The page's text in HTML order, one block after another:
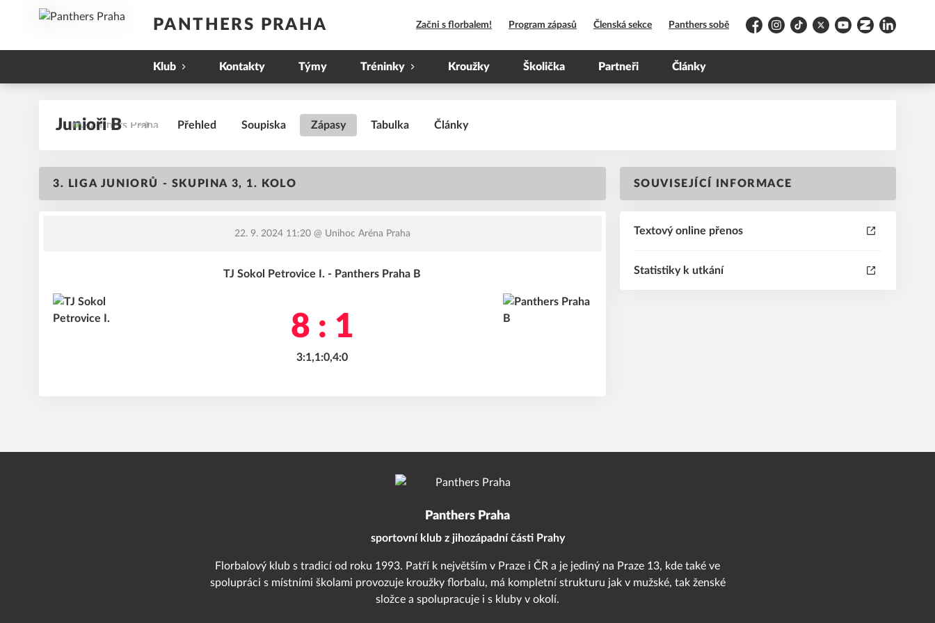
PANTHERS PRAHA Začni s florbalem! Program zápasů Členská sekce Panthers sobě
FacebookInstagram
TikTokPlatform X
YouTubeZoneramaLinkedIn
Klub Kontakty Týmy Tréninky Kroužky Školička Partneři Články
Junioři B Přehled Soupiska Zápasy Tabulka Články
3. LIGA JUNIORŮ - SKUPINA 3, 1. KOLO
22. 9. 2024 11:20@ Unihoc Aréna Praha
TJ Sokol Petrovice I. - Panthers Praha B
8 : 1
3:1,1:0,4:0
SOUVISEJÍCÍ INFORMACE
Textový online přenos
Statistiky k utkání
Panthers Praha
sportovní klub z jihozápadní části Prahy
Florbalový klub s tradicí od roku 1993. Patří k největším v Praze i ČR a je jediný na Praze 13, kde také ve
spolupráci s místními školami provozuje kroužky florbalu, má kompletní strukturu jak v mužské, tak ženské
složce a spolupracuje i s kluby v okolí.